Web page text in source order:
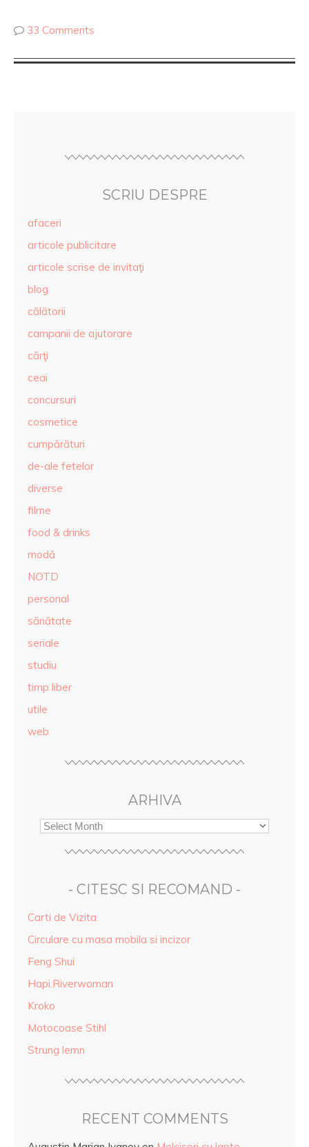
33 Comments
SCRIU DESPRE
afaceri
articole publicitare
articole scrise de invitaţi
blog
călătorii
campanii de ajutorare
cărţi
ceai
concursuri
cosmetice
cumpărături
de-ale fetelor
diverse
filme
food & drinks
modă
NOTD
personal
sănătate
seriale
studiu
timp liber
utile
web
ARHIVA
- CITESC SI RECOMAND -
Carti de Vizita
Circulare cu masa mobila si incizor
Feng Shui
Hapi.Riverwoman
Kroko
Motocoase Stihl
Strung lemn
RECENT COMMENTS